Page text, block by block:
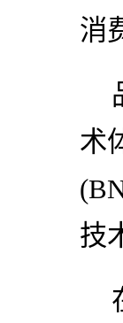
消
术
技